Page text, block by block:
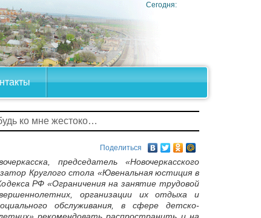
Сегодня:
ко мне жестоко…
Поделиться
председатель «Новочеркасского
Круглого стола «Ювенальная юстиция в
РФ «Ограничения на занятие трудовой
организации их отдыха и
обслуживания, в сфере детско-